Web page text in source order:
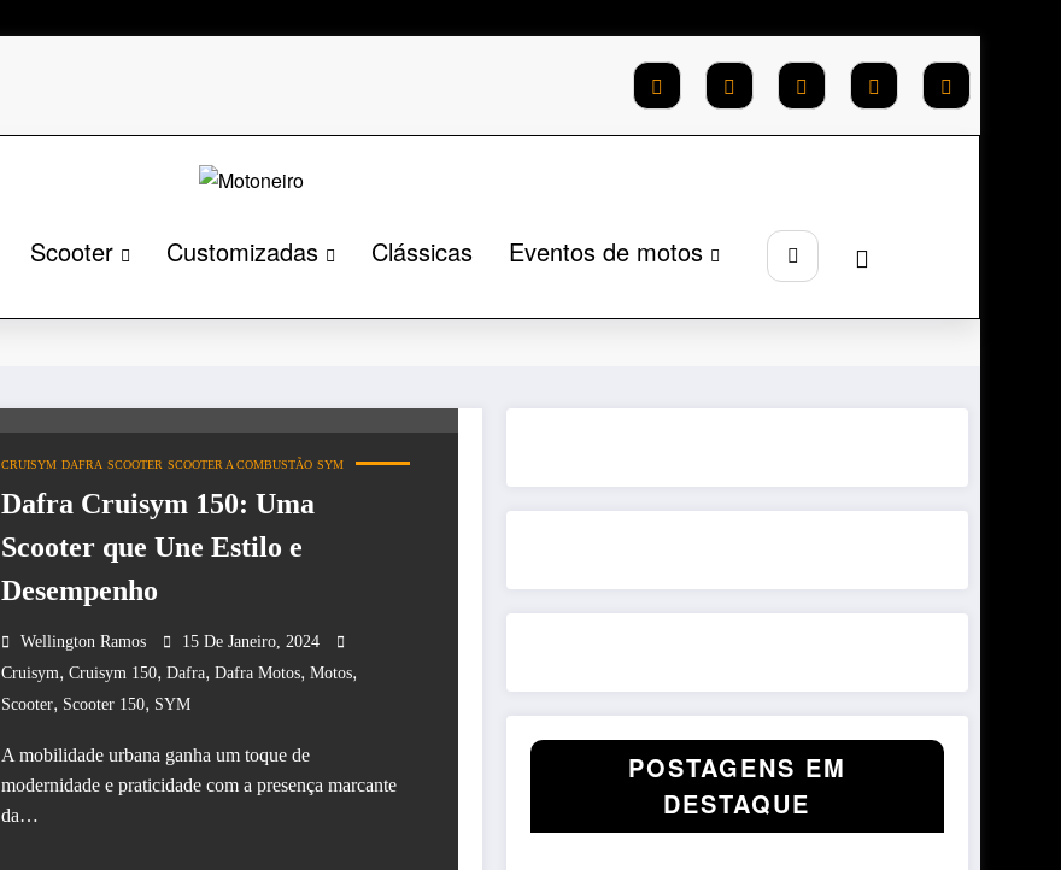
Scooter Customizadas Clássicas Eventos de motos
CRUISYM DAFRA SCOOTER SCOOTER A COMBUSTÃO SYM
Dafra Cruisym 150: Uma
Scooter que Une Estilo e
Desempenho
Wellington Ramos
15 De Janeiro, 2024
Cruisym, Cruisym 150, Dafra, Dafra Motos, Motos,
Scooter, Scooter 150, SYM
A mobilidade urbana ganha um toque de
modernidade e praticidade com a presença marcante
da…
POSTAGENS EM
DESTAQUE